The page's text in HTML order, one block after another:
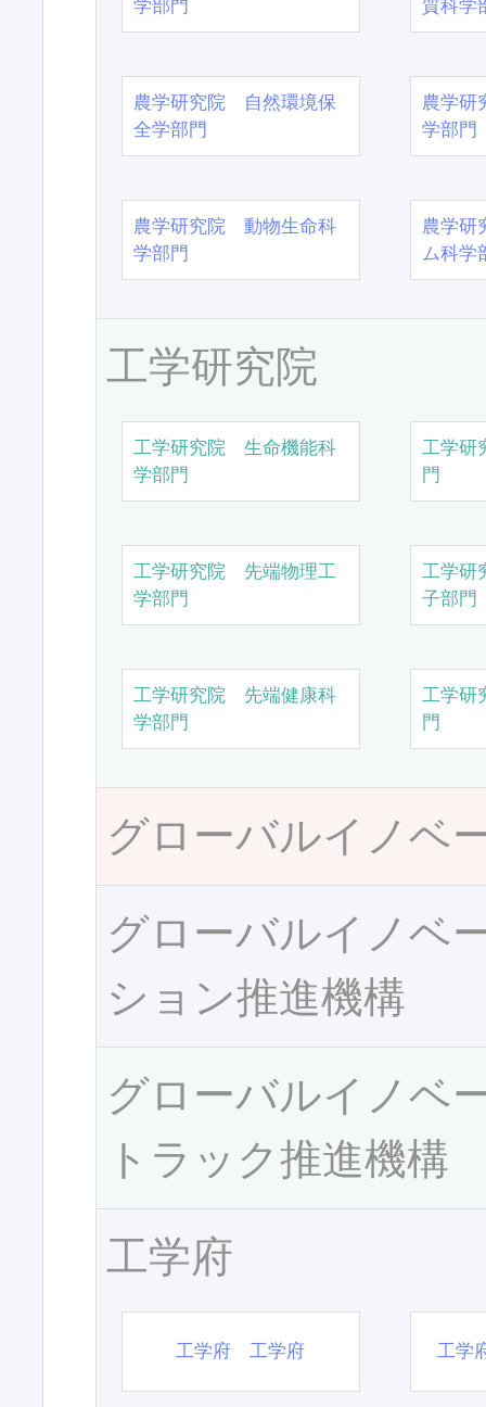
学部門
質科学
農学研究院 自然環境保
全学部門
農学
学部門
農学研究院 動物生命科
学部門
農学
ム科学
工学研究院
工学研究院 生命機能科
学部門
工学研
門
工学研究院 先端物理工
学部門
工学研
子部門
工学研究院 先端健康科
学部門
工学研
門
グローバルイノベ
グローバルイノベ
ション推進機構
グローバルイノベ
トラック推進機構
工学府
工学府 工学府 工学